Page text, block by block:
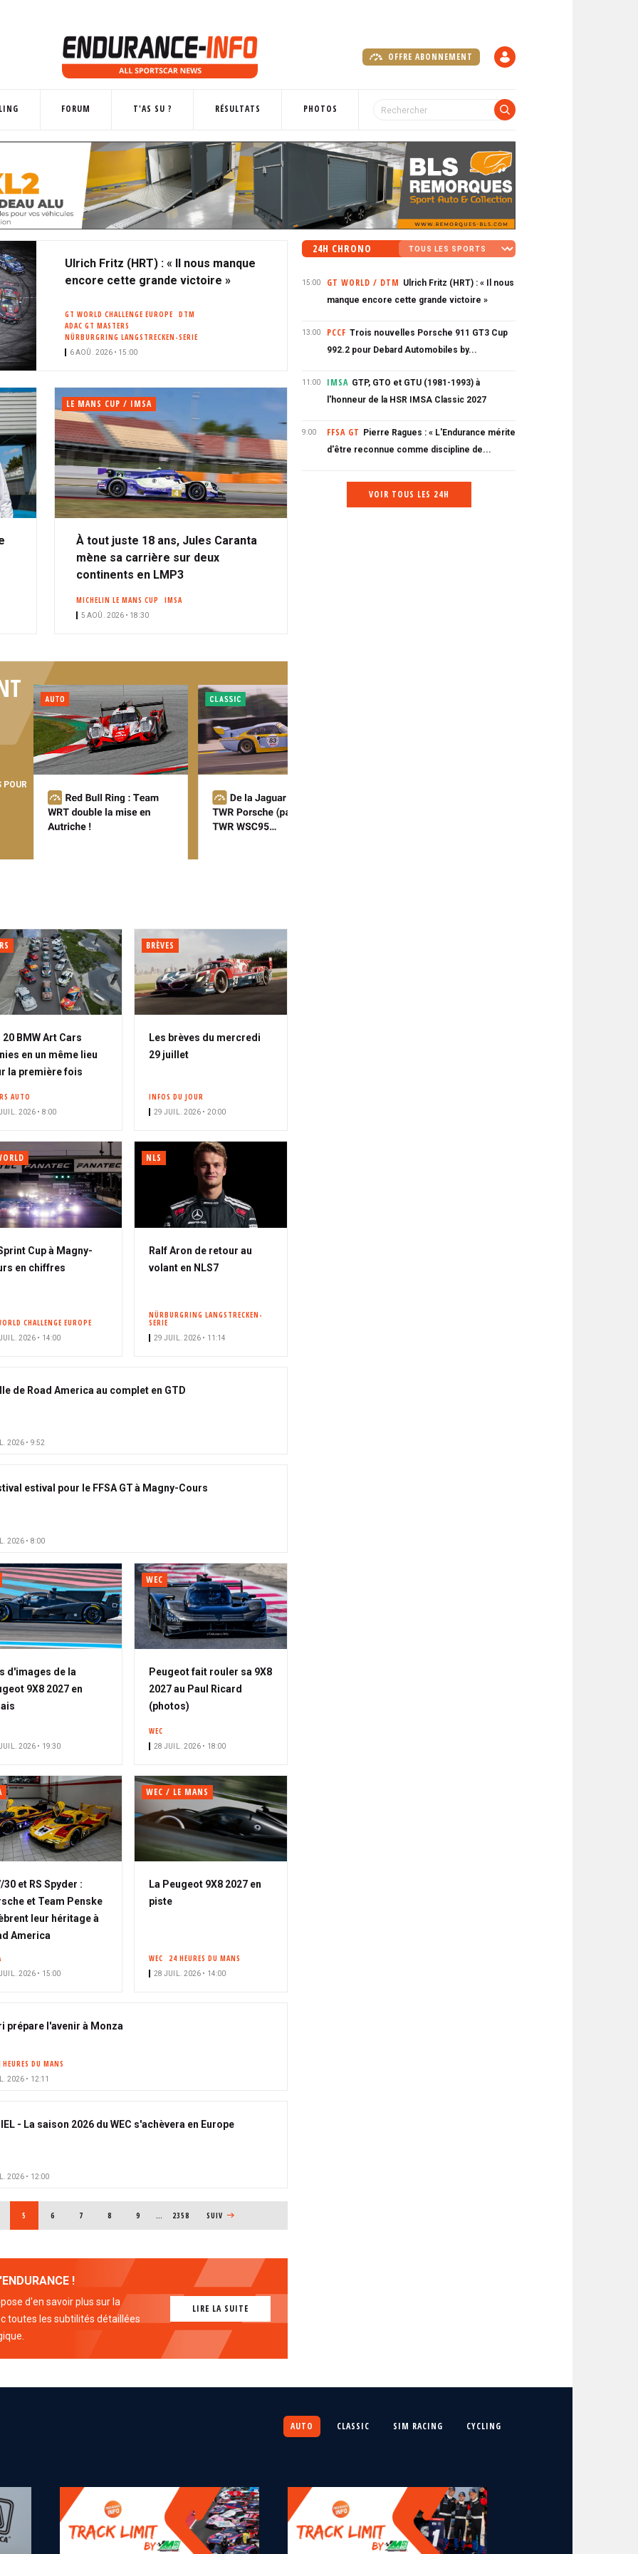
OFFRE ABONNEMENT
FORUM T'AS SU ? RÉSULTATS PHOTOS
Ulrich Fritz (HRT) : « Il nous manque
encore cette grande victoire »
GT WORLD CHALLENGE EUROPE
DTM
ADAC GT MASTERS
NÜRBURGRING LANGSTRECKEN-SERIE
6 AOÛ. 2026 • 15:00
LE MANS CUP / IMSA
À tout juste 18 ans, Jules Caranta
mène sa carrière sur deux
continents en LMP3
MICHELIN LE MANS CUP IMSA
5 AOÛ. 2026 • 18:30
POUR
20 BMW Art Cars
en un même lieu
la première fois
AUTO
2026 • 8:00
BRÈVES
Les brèves du mercredi
29 juillet
INFOS DU JOUR
29 JUIL. 2026 • 20:00
Cup à Magny-
en chiffres
CHALLENGE EUROPE
2026 • 14:00
NLS
Ralf Aron de retour au
volant en NLS7
NÜRBURGRING LANGSTRECKEN-
SERIE
29 JUIL. 2026 • 11:14
de Road America au complet en GTD
2026 • 9:52
estival pour le FFSA GT à Magny-Cours
2026 • 8:00
d'images de la
9X8 2027 en
2026 • 19:30
WEC
Peugeot fait rouler sa 9X8
2027 au Paul Ricard
(photos)
WEC
28 JUIL. 2026 • 18:00
30 et RS Spyder :
et Team Penske
leur héritage à
America
2026 • 15:00
WEC / LE MANS
La Peugeot 9X8 2027 en
piste
WEC 24 HEURES DU MANS
28 JUIL. 2026 • 14:00
prépare l'avenir à Monza
HEURES DU MANS
2026 • 12:11
- La saison 2026 du WEC s'achèvera en Europe
2026 • 12:00
PAGE COURANTE
5 PAGE
6 PAGE
7 PAGE
8 PAGE
9 … 2358 PAGE SUIVANTE
SUIV
!
d'en savoir plus sur la
toutes les subtilités détaillées
LIRE LA SUITE
24H CHRONO
15:00 GT WORLD / DTM Ulrich Fritz (HRT) : « Il nous
manque encore cette grande victoire »
13:00 PCCF Trois nouvelles Porsche 911 GT3 Cup
992.2 pour Debard Automobiles by...
11:00 IMSA GTP, GTO et GTU (1981-1993) à
l'honneur de la HSR IMSA Classic 2027
9:00 FFSA GT Pierre Ragues : « L'Endurance mérite
d'être reconnue comme discipline de...
VOIR TOUS LES 24H
AUTO CLASSIC SIM RACING CYCLING